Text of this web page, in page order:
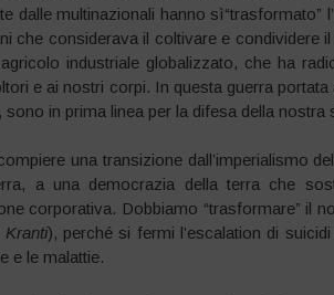
dalle multinazionali hanno sì“trasformato”
che considerava il coltivare e condividere
industriale globalizzato, che ha
e ai nostri corpi. In questa guerra
sono in prima linea per la difesa della
una transizione dall’imperialismo
a una democrazia della terra che
corporativa. Dobbiamo “trasformare” il
), perché si fermi l’escalation di
e le malattie.